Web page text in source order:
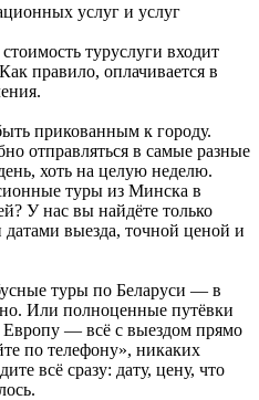
услуг и услуг
туруслуги входит
правило, оплачивается в
прикованным к городу.
отправляться в самые разные
хоть на целую неделю.
туры из Минска в
У нас вы найдёте только
выезда, точной ценой и
туры по Беларуси — в
Или полноценные путёвки
Европу — всё с выездом прямо
по телефону», никаких
всё сразу: дату, цену, что